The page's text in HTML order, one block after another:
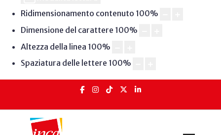
Ridimensionamento contenuto 100%
Dimensione del carattere 100%
Altezza della linea 100%
Spaziatura delle lettere 100%